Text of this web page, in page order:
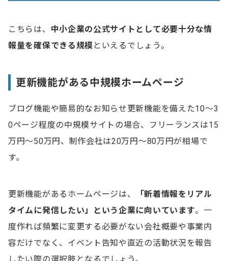
こちらは、 中小企業の公式サイトとして必要十分な情
報量を確保できる規模 といえるでしょう。
更新機能がある中規模ホームページ
ブログ機能や簡易的なお知らせ更新機能を備えた10〜3
0ページ程度の中規模サイトの場合、フリーランスは15
万円〜50万円、制作会社は20万円〜80万円が相場で
す。
更新機能があるホームページは、
「新着情報をリアル
タイムに発信したい」という企業に向いています。一
度作れば頻繁に変更する必要がない会社概要や事業内
容だけでなく、イベント告知や直近の活動状況を報告